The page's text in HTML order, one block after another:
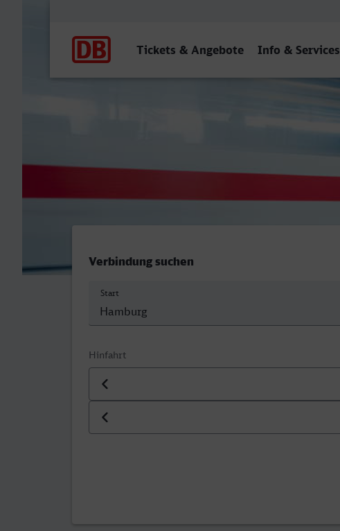
Tickets & Angebote Info & Services
Hamburg Hbf - Lüdenscheid
Verbindung suchen
Start
Hinfahrt
Datum der Hinfahrt
Uhrzeit der Hinfahrt